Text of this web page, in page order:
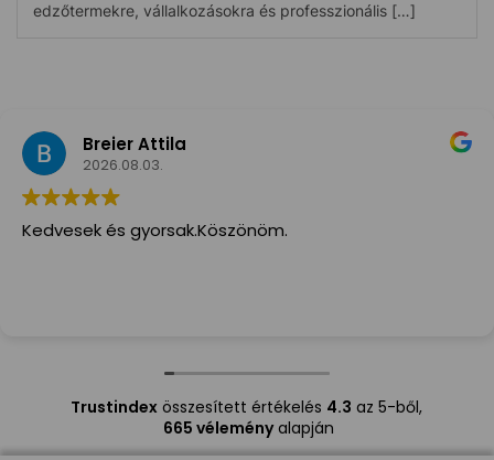
edzőtermekre, vállalkozásokra és professzionális […]
Breier Attila
2026.08.03.
Kedvesek és gyorsak.Köszönöm.
Trustindexösszesített értékelés 4.3 az 5-ből,
665 véleményalapján